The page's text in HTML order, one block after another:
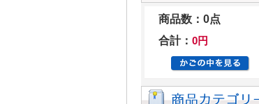
商品数：0点
合計： 0円